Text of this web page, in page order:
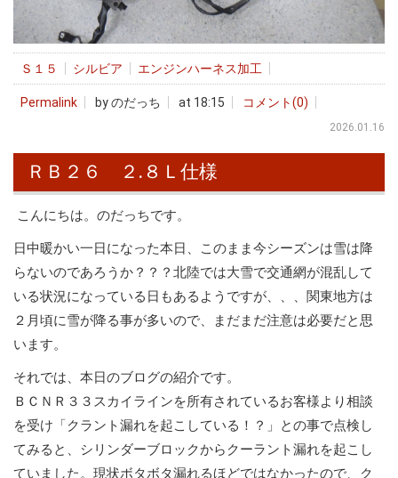
Ｓ１５ シルビア エンジンハーネス加工
Permalink by のだっち at 18:15 コメント(0)
2026.01.16
ＲＢ２６ ２.８Ｌ仕様
こんにちは。のだっちです。
日中暖かい一日になった本日、このまま今シーズンは雪は降
らないのであろうか？？？北陸では大雪で交通網が混乱して
いる状況になっている日もあるようですが、、、関東地方は
２月頃に雪が降る事が多いので、まだまだ注意は必要だと思
います。
それでは、本日のブログの紹介です。
ＢＣＮＲ３３スカイラインを所有されているお客様より相談
を受け「クラント漏れを起こしている！？」との事で点検し
てみると、シリンダーブロックからクーラント漏れを起こし
ていました。現状ボタボタ漏れるほどではなかったので、ク